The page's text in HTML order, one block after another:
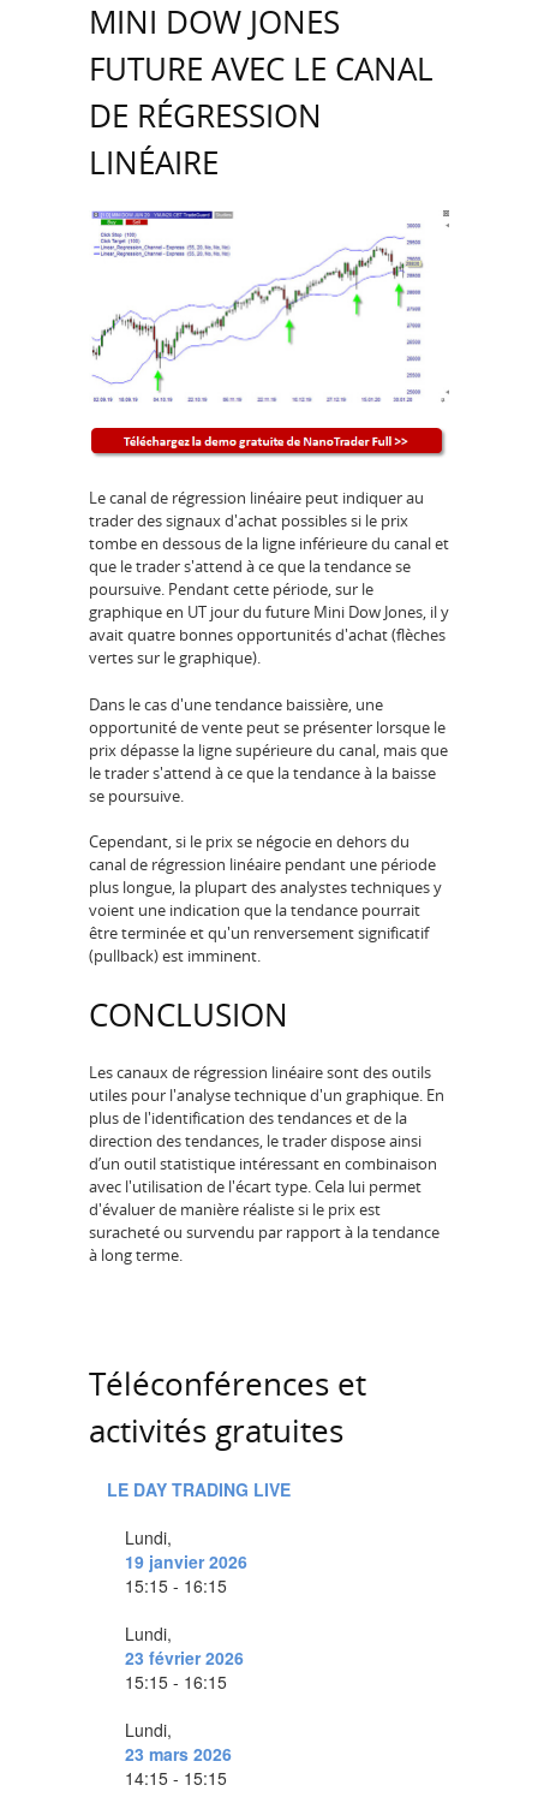
MINI DOW JONES
FUTURE AVEC LE CANAL
DE RÉGRESSION
LINÉAIRE
Le canal de régression linéaire peut indiquer au
trader des signaux d'achat possibles si le prix
tombe en dessous de la ligne inférieure du canal et
que le trader s'attend à ce que la tendance se
poursuive. Pendant cette période, sur le
graphique en UT jour du future Mini Dow Jones, il y
avait quatre bonnes opportunités d'achat (flèches
vertes sur le graphique).
Dans le cas d'une tendance baissière, une
opportunité de vente peut se présenter lorsque le
prix dépasse la ligne supérieure du canal, mais que
le trader s'attend à ce que la tendance à la baisse
se poursuive.
Cependant, si le prix se négocie en dehors du
canal de régression linéaire pendant une période
plus longue, la plupart des analystes techniques y
voient une indication que la tendance pourrait
être terminée et qu'un renversement significatif
(pullback) est imminent.
CONCLUSION
Les canaux de régression linéaire sont des outils
utiles pour l'analyse technique d'un graphique. En
plus de l'identification des tendances et de la
direction des tendances, le trader dispose ainsi
d’un outil statistique intéressant en combinaison
avec l'utilisation de l'écart type. Cela lui permet
d'évaluer de manière réaliste si le prix est
suracheté ou survendu par rapport à la tendance
à long terme.
Téléconférences et
activités gratuites